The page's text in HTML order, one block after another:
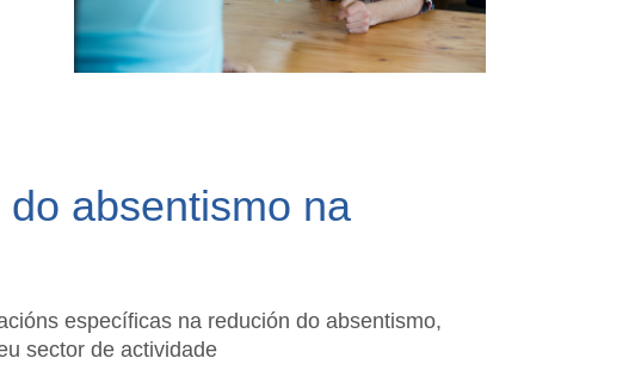
absentismo na
específicas na redución do absentismo,
sector de actividade